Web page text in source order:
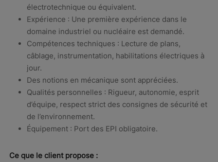
électrotechnique ou équivalent.
Expérience : Une première expérience dans le
domaine industriel ou nucléaire est demandé.
Compétences techniques : Lecture de plans,
câblage, instrumentation, habilitations électriques à
jour.
Des notions en mécanique sont appréciées.
Qualités personnelles : Rigueur, autonomie, esprit
d’équipe, respect strict des consignes de sécurité et
de l’environnement.
Équipement : Port des EPI obligatoire.
Ce que le client propose :